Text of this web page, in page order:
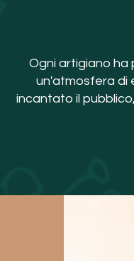
Ogni artigiano
un'atmosfera di
incantato il